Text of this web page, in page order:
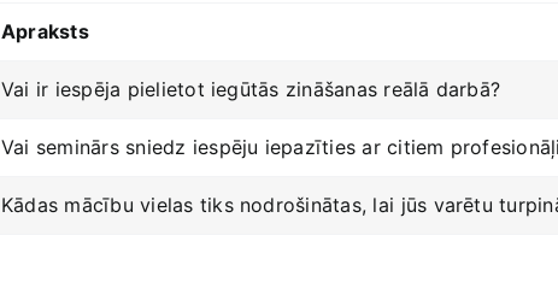
Apraksts
Vai ir iespēja ​pielietot iegūtās ‍zināšanas reālā darbā?
Vai seminārs sniedz iespēju iepazīties ar ​citiem
Kādas mācību vielas tiks nodrošinātas, lai⁢ jūs varētu